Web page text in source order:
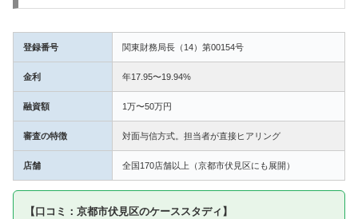
登録番号 関東財務局長（14）第00154号
金利 年17.95〜19.94%
融資額 1万〜50万円
審査の特徴 対面与信方式。担当者が直接ヒアリング
店舗 全国170店舗以上（京都市伏見区にも展開）
【口コミ：京都市伏見区のケーススタディ】